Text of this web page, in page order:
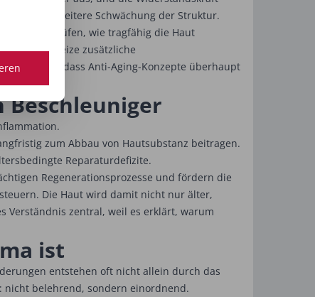
und eine weitere Schwächung der Struktur.
zu prüfen, wie tragfähig die Haut
starke Reize zusätzliche
dafür, dass Anti-Aging-Konzepte überhaupt
zum Abbau von Hautsubstanz beitragen.
Reparaturdefizite.
Regenerationsprozesse und fördern die
Die Haut wird damit nicht nur älter,
Verständnis zentral, weil es erklärt, warum
ist
entstehen oft nicht allein durch das
nicht belehrend, sondern einordnend.